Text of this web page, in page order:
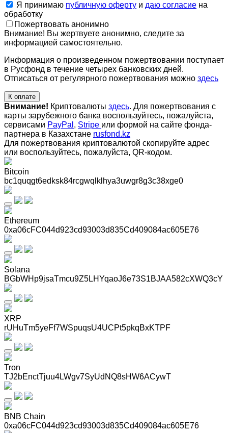
Я принимаю публичную оферту и даю согласие на
обработку
Пожертвовать анонимно
Внимание! Вы жертвуете анонимно, следите за
информацией самостоятельно.
Информация о произведенном пожертвовании поступает
в Русфонд в течение четырех банковских дней.
Отписаться от регулярного пожертвования можно здесь
К оплате
Внимание! Криптовалюты здесь. Для пожертвования с
карты зарубежного банка воспользуйтесь, пожалуйста,
сервисами PayPal , Stripe или формой на сайте фонда-
партнера в Казахстане rusfond.kz
Для пожертвования криптовалютой скопируйте адрес
или воспользуйтесь, пожалуйста, QR-кодом.
Bitcoin
bc1quqgt6edksk84rcgwqlklhya3uwgr8g3c38xge0
Ethereum
0xa06cFC044d923cd93003d835Cd409084ac605E76
Solana
BGbWHp9jsaTmcu9Z5LHYqaoJ6e73S1BJAA582cXWQ3cY
XRP
rUHuTm5yeFf7WSpuqsU4UCPt5pkqBxKTPF
Tron
TJ2bEnctTjuu4LWgv7SyUdNQ8sHW6ACywT
BNB Chain
0xa06cFC044d923cd93003d835Cd409084ac605E76